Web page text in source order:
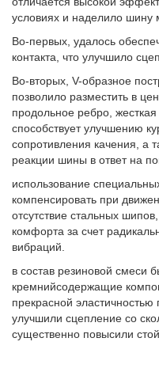
условиях и наделило шину
Во-первых, удалось
контакта, что улучшило
Во-вторых, V-образное
позволило разместить в
продольное ребро, жесткая
способствует улучшению
сопротивления качения, а
реакции шины в ответ на
использование
компенсировать при
отсутствие стальных
комфорта за счет
вибраций.
в состав резиновой смеси
кремнийсодержащие
прекрасной эластичностью
улучшили сцепление со
существенно повысили